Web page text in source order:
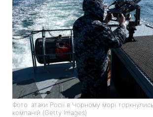
Фото: атаки Росії в Чорному морі
компаній (Getty Images)